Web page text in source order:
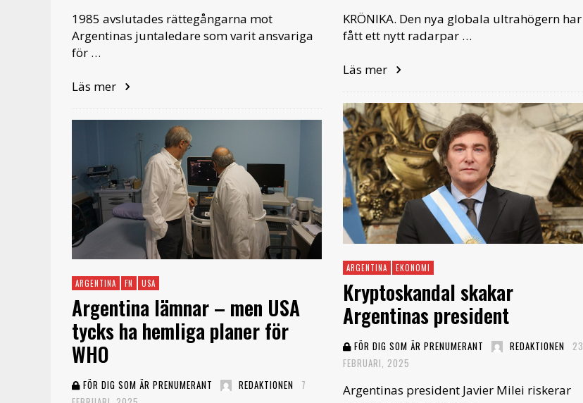
1985 avslutades rättegångarna mot
Argentinas juntaledare som varit ansvariga
för …
Läs mer
KRÖNIKA. Den nya globala ultrahögern har
fått ett nytt radarpar …
Läs mer
ARGENTINA EKONOMI
Kryptoskandal skakar
Argentinas president
FÖR DIG SOM ÄR PRENUMERANT REDAKTIONEN
23
FEBRUARI, 2025
Argentinas president Javier Milei riskerar
ARGENTINA FN USA
Argentina lämnar – men USA
tycks ha hemliga planer för
WHO
FÖR DIG SOM ÄR PRENUMERANT REDAKTIONEN
7